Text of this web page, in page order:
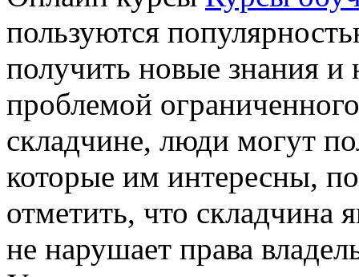
пользуются
получить новые знания и
проблемой
складчине, люди могут
которые им интересны,
отметить, что складчина
не нарушает права